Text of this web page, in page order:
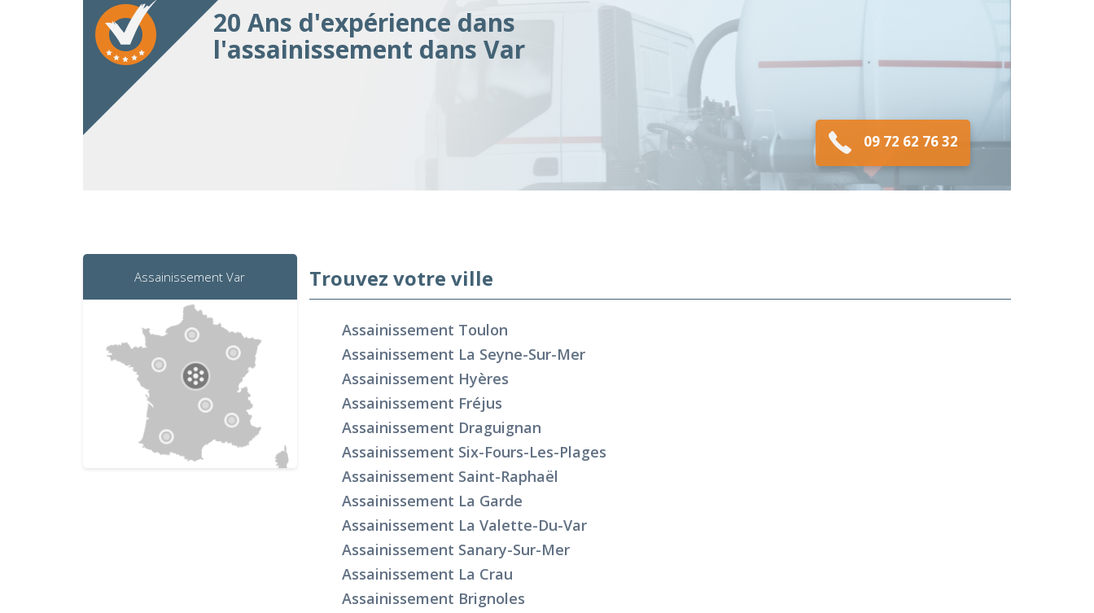
20 Ans d'expérience dans
l'assainissement dans Var
09 72 62 76 32
Assainissement Var Trouvez votre ville
Assainissement Toulon
Assainissement La Seyne-Sur-Mer
Assainissement Hyères
Assainissement Fréjus
Assainissement Draguignan
Assainissement Six-Fours-Les-Plages
Assainissement Saint-Raphaël
Assainissement La Garde
Assainissement La Valette-Du-Var
Assainissement Sanary-Sur-Mer
Assainissement La Crau
Assainissement Brignoles